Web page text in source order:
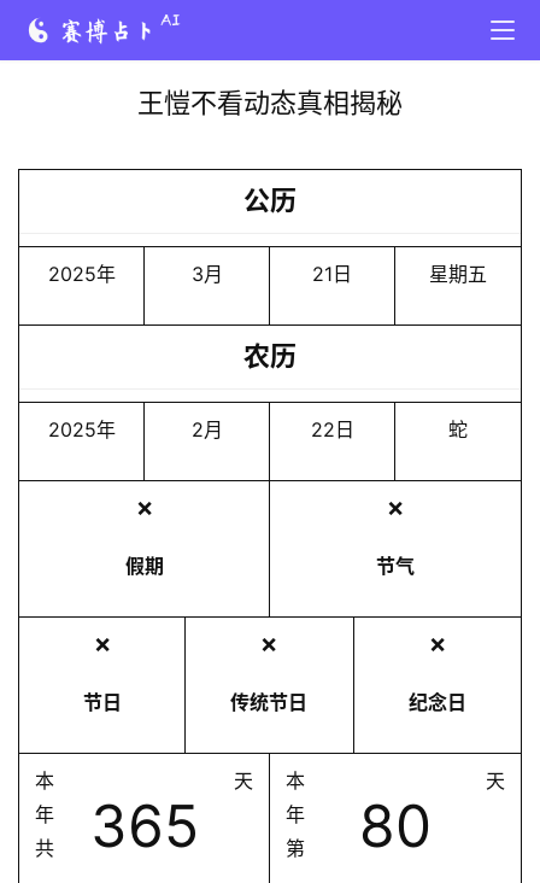
王愷不看动态真相揭秘
公历
2025年 3月 21日 星期五
农历
2025年 2月 22日 蛇
❌
假期
❌
节气
❌
节日
❌
传统节日
❌
纪念日
本
年
共
365
天
本
年
第
80
天